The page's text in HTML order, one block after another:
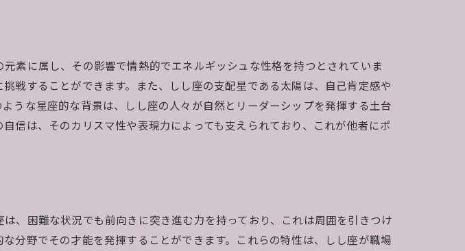
の傲慢さ
の裏側
ンスを探る
自己認識
徴
場環境
素に属し、その影響で情熱的でエネルギッシュな性格を持つとされていま
戦することができます。また、しし座の支配星である太陽は、自己肯定感や
うな星座的な背景は、しし座の人々が自然とリーダーシップを発揮する土台
信は、そのカリスマ性や表現力によっても支えられており、これが他者にポ
、困難な状況でも前向きに突き進む力を持っており、これは周囲を引きつけ
分野でその才能を発揮することができます。これらの特性は、しし座が職場